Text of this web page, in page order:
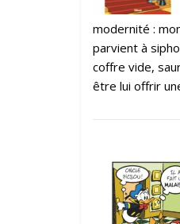
modernité :
parvient à
coffre vide,
être lui offrir